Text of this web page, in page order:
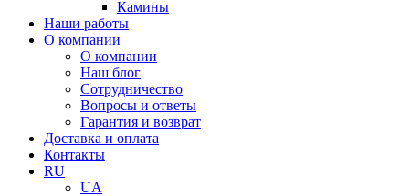
Камины
Наши работы
О компании
О компании
Наш блог
Сотрудничество
Вопросы и ответы
Гарантия и возврат
Доставка и оплата
Контакты
RU
UA